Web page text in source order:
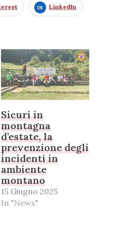
LinkedIn
Sicuri in
montagna
d’estate, la
prevenzione degli
incidenti in
ambiente
montano
15 Giugno 2025
In "News"